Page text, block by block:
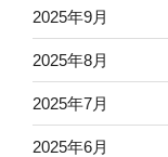
2025年9月
2025年8月
2025年7月
2025年6月